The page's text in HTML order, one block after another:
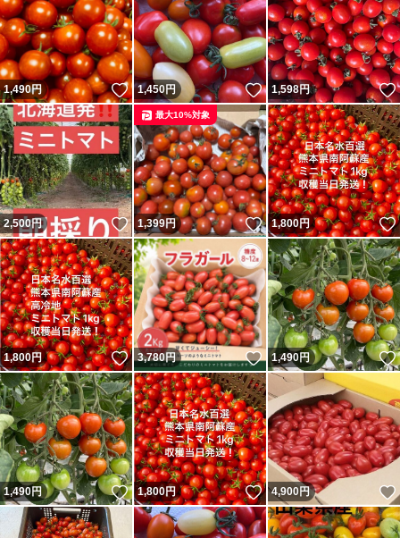
1,490円 いいね！
1,450円 いいね！
1,598円
2,500円 いいね！
1,399円 いいね！
最大10%対象
1,800円
1,800円 いいね！
3,780円 いいね！
1,490円
1,490円 いいね！
1,800円 いいね！
4,900円